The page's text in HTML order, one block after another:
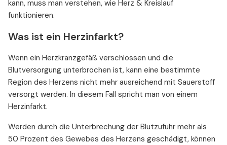
kann, muss man verstehen, wie Herz & Kreislauf
funktionieren.
Was ist ein Herzinfarkt?
Wenn ein Herzkranzgefäß verschlossen und die
Blutversorgung unterbrochen ist, kann eine bestimmte
Region des Herzens nicht mehr ausreichend mit Sauerstoff
versorgt werden. In diesem Fall spricht man von einem
Herzinfarkt.
Werden durch die Unterbrechung der Blutzufuhr mehr als
50 Prozent des Gewebes des Herzens geschädigt, können